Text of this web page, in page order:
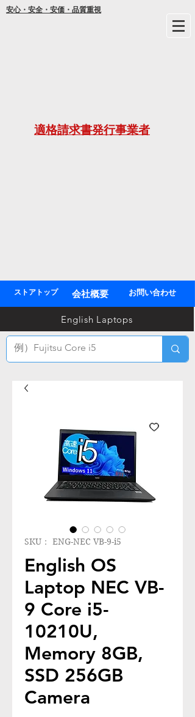
安心・安全・安価・品質重視
21
年間
適格請求書発行事業者
TEL03
ストアトップ 会社概要 お問い合わせ
English Laptops
SKU： ENG-NEC VB-9-i5
English OS
Laptop NEC VB-
9 Core i5-
10210U,
Memory 8GB,
SSD 256GB
Camera